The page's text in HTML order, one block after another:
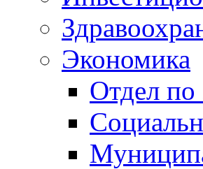
Экономика
Отдел по